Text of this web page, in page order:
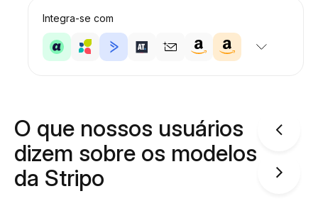
Integra-se com
O que nossos usuários
dizem sobre os modelos
da Stripo